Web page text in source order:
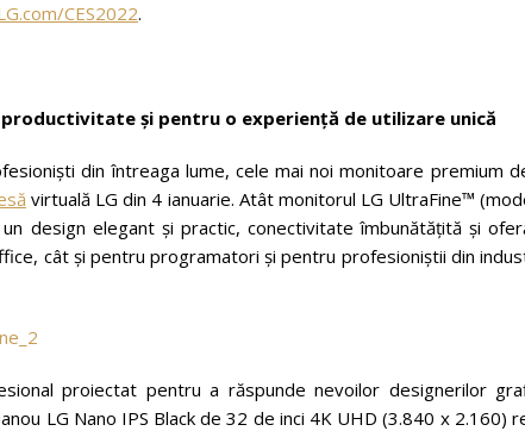
CES2022.
și pentru o experiență de utilizare unică
din întreaga lume, cele mai noi monitoare premium
virtuală LG din 4 ianuarie. Atât monitorul LG UltraFine™
design elegant și practic, conectivitate îmbunătățită și
cât și pentru programatori și pentru profesioniștii din
proiectat pentru a răspunde nevoilor designerilor
LG Nano IPS Black de 32 de inci 4K UHD (3.840 x 2.160)